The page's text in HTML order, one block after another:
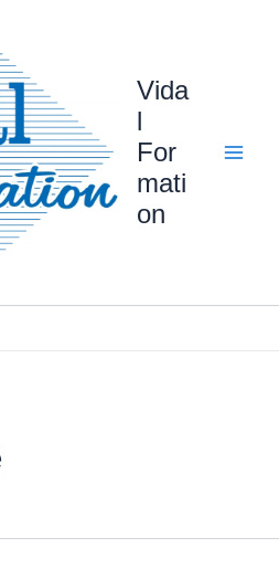
Vida
l
For
mati
on